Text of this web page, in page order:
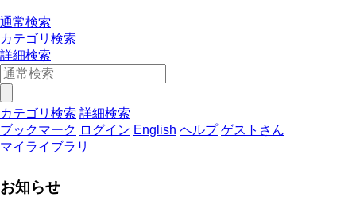
通常検索
カテゴリ検索
詳細検索
カテゴリ検索 詳細検索
ブックマーク ログイン English ヘルプ ゲストさん
マイライブラリ
お知らせ